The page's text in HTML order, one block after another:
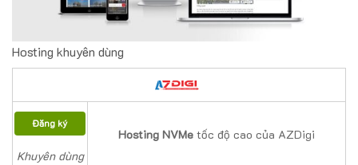
Hosting khuyên dùng
Đăng ký
Khuyên dùng
Hosting NVMe tốc độ cao của AZDigi